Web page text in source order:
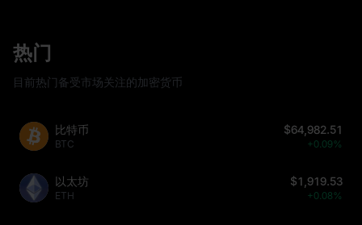
热门
目前热门备受市场关注的加密货币
比特币
BTC
$64,982.51
+0.09%
以太坊
ETH
$1,919.53
+0.08%